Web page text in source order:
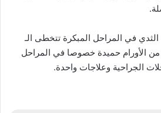
الثدي في المراحل المبكرة تتخطى الـ
مشيرا إلى أن 90% من الأورام حميدة خصوصا في المراحل
الجراحية وعلاجات واحدة.